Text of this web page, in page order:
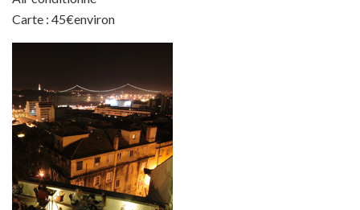
Carte : 45€environ